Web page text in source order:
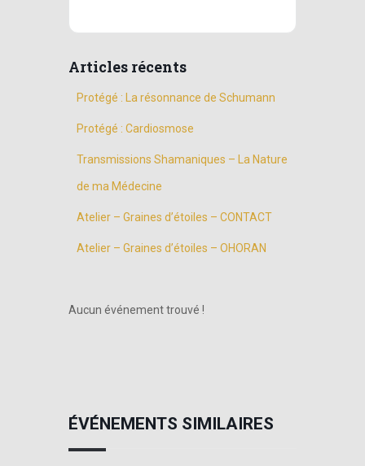
Articles récents
Protégé : La résonnance de Schumann
Protégé : Cardiosmose
Transmissions Shamaniques – La Nature
de ma Médecine
Atelier – Graines d’étoiles – CONTACT
Atelier – Graines d’étoiles – OHORAN
Aucun événement trouvé !
ÉVÉNEMENTS SIMILAIRES